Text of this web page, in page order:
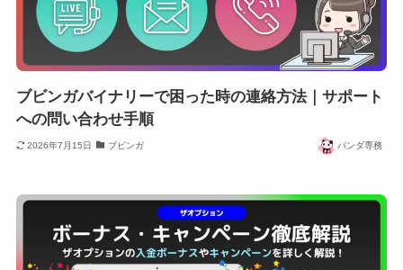
ブビンガバイナリーで困った時の連絡方法｜サポート
への問い合わせ手順
2026年7月15日 ブビンガ パンダ専務